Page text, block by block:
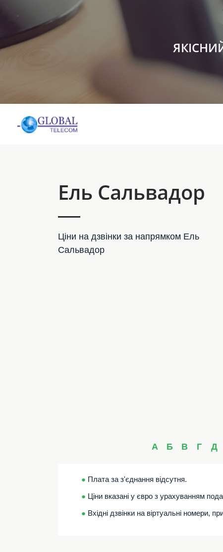
Ель Сальвадор
Ціни на дзвінки за напрямком Ель
Сальвадор
А Б В Г Д
● Плата за з'єднання відсутня.
● Ціни вказані у євро з урахуванням
● Вхідні дзвінки на віртуальні номери,